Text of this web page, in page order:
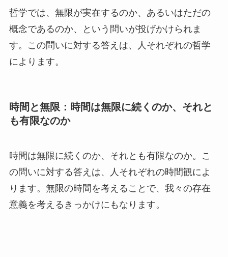
哲学では、無限が実在するのか、あるいはただの
概念であるのか、という問いが投げかけられま
す。この問いに対する答えは、人それぞれの哲学
によります。
時間と無限：時間は無限に続くのか、それと
も有限なのか
時間は無限に続くのか、それとも有限なのか。こ
の問いに対する答えは、人それぞれの時間観によ
ります。無限の時間を考えることで、我々の存在
意義を考えるきっかけにもなります。